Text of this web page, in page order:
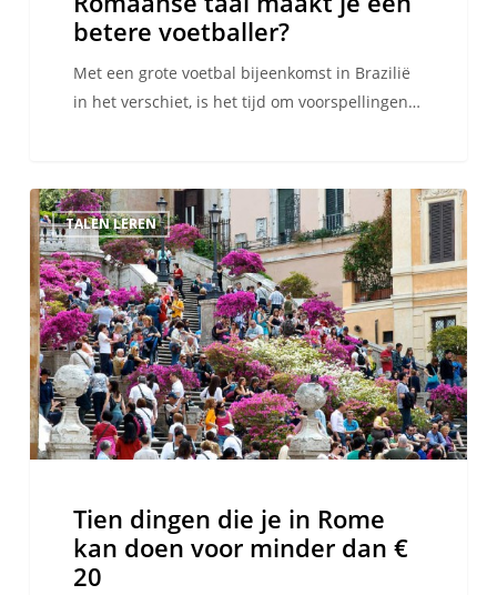
voetballer?betere voetballer?
Met een grote voetbal bijeenkomst in Brazilië
in het verschiet, is het tijd om voorspellingen…
Tien
dingen
die
je
in
Rome
kan
doen
voor
minder
TALEN LEREN
Tien dingen die je in Rome
kan doen voor minder dan €
20